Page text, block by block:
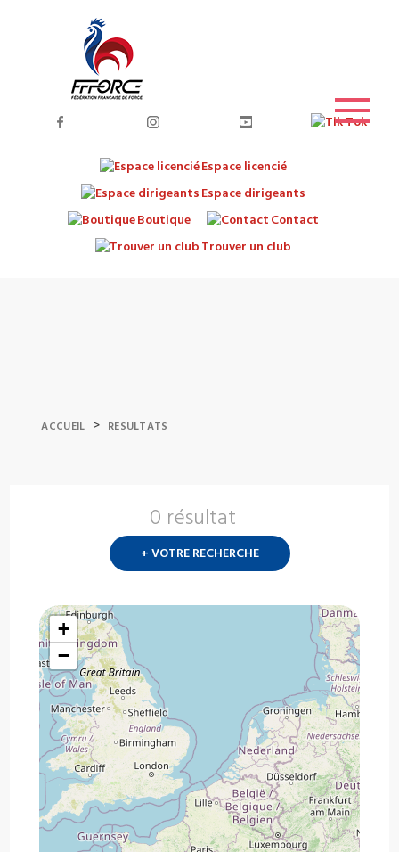
Espace licencié
Espace dirigeants
Boutique
Contact
Trouver un club
ACCUEIL > RESULTATS
0 résultat
+ VOTRE RECHERCHE
+
−